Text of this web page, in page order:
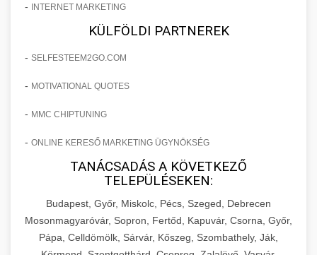
- INTERNET MARKETING
KÜLFÖLDI PARTNEREK
- SELFESTEEM2GO.COM
- MOTIVATIONAL QUOTES
- MMC CHIPTUNING
- ONLINE KERESŐ MARKETING ÜGYNÖKSÉG
TANÁCSADÁS A KÖVETKEZŐ
TELEPÜLÉSEKEN:
Budapest, Győr, Miskolc, Pécs, Szeged, Debrecen
Mosonmagyaróvár, Sopron, Fertőd, Kapuvár, Csorna, Győr,
Pápa, Celldömölk, Sárvár, Kőszeg, Szombathely, Ják,